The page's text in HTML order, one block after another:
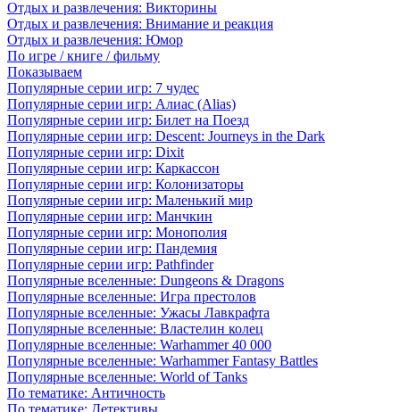
Отдых и развлечения: Викторины
Отдых и развлечения: Внимание и реакция
Отдых и развлечения: Юмор
По игре / книге / фильму
Показываем
Популярные серии игр: 7 чудес
Популярные серии игр: Алиас (Alias)
Популярные серии игр: Билет на Поезд
Популярные серии игр: Descent: Journeys in the Dark
Популярные серии игр: Dixit
Популярные серии игр: Каркассон
Популярные серии игр: Колонизаторы
Популярные серии игр: Маленький мир
Популярные серии игр: Манчкин
Популярные серии игр: Монополия
Популярные серии игр: Пандемия
Популярные серии игр: Pathfinder
Популярные вселенные: Dungeons & Dragons
Популярные вселенные: Игра престолов
Популярные вселенные: Ужасы Лавкрафта
Популярные вселенные: Властелин колец
Популярные вселенные: Warhammer 40 000
Популярные вселенные: Warhammer Fantasy Battles
Популярные вселенные: World of Tanks
По тематике: Античность
По тематике: Детективы